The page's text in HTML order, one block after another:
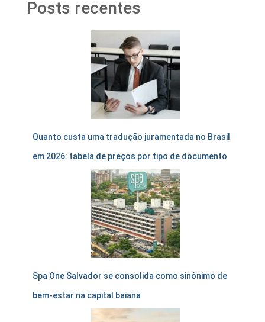
Posts recentes
Quanto custa uma tradução juramentada no Brasil
em 2026: tabela de preços por tipo de documento
Spa One Salvador se consolida como sinônimo de
bem-estar na capital baiana